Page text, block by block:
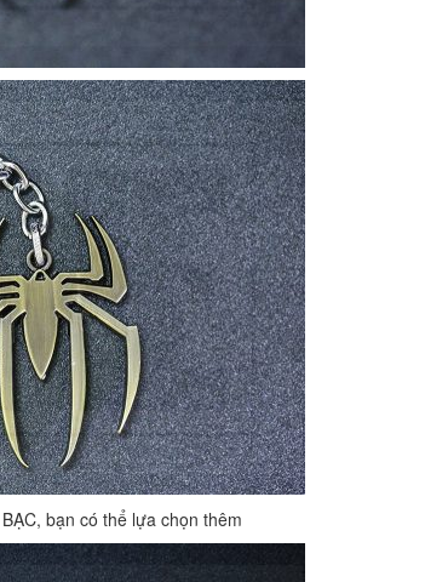
bạn có thể lựa chọn thêm